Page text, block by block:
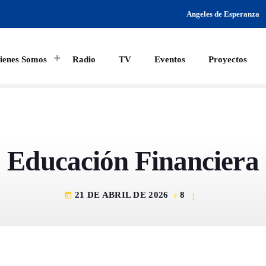
Angeles de Esperanza
Somos Radio TV Eventos Proyectos
Educación Financiera
today 21 DE ABRIL DE 2026 8